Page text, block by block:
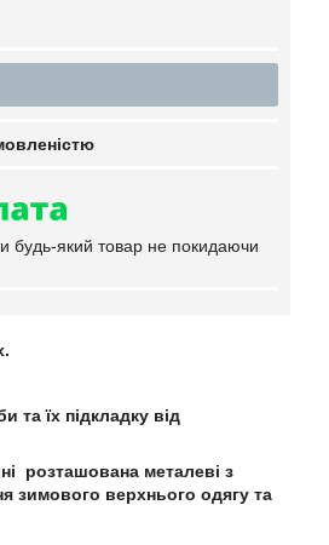
будь-який товар не покидаючи
та їх підкладку від
розташована металеві з
зимового верхнього одягу та